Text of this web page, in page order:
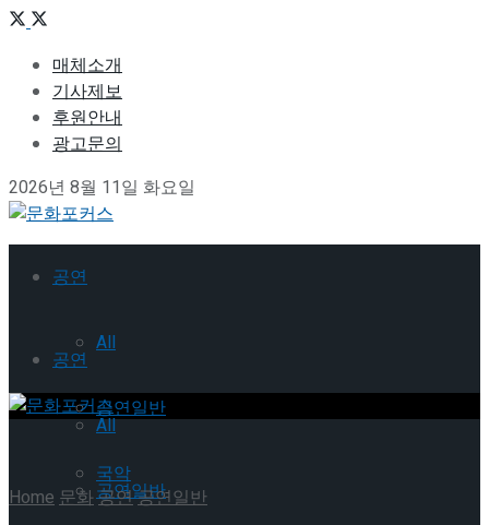
매체소개
기사제보
후원안내
광고문의
2026년 8월 11일 화요일
공연
All
공연일반
국악
공연
All
공연일반
Home문화공연공연일반